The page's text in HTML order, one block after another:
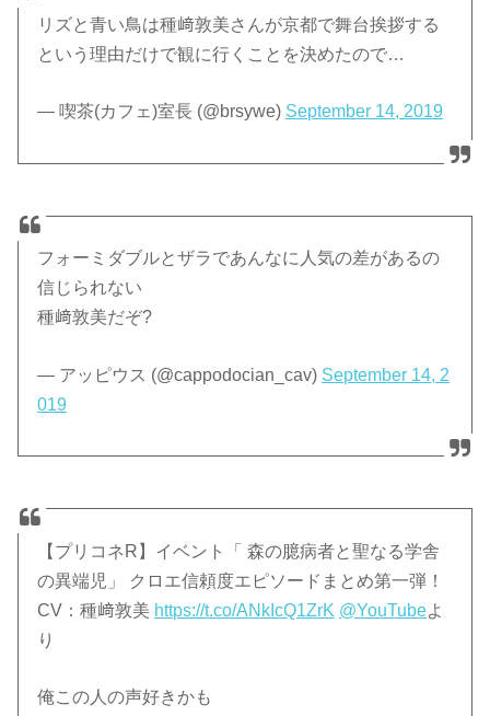
リズと青い鳥は種﨑敦美さんが京都で舞台挨拶する
という理由だけで観に行くことを決めたので…
— 喫茶(カフェ)室長 (@brsywe) September 14, 2019
フォーミダブルとザラであんなに人気の差があるの
信じられない
種﨑敦美だぞ?
— アッピウス (@cappodocian_cav) September 14, 2
019
【プリコネR】イベント「 森の臆病者と聖なる学舎
の異端児」 クロエ信頼度エピソードまとめ第一弾！
CV：種﨑敦美 https://t.co/ANkIcQ1ZrK @YouTubeよ
り
俺この人の声好きかも